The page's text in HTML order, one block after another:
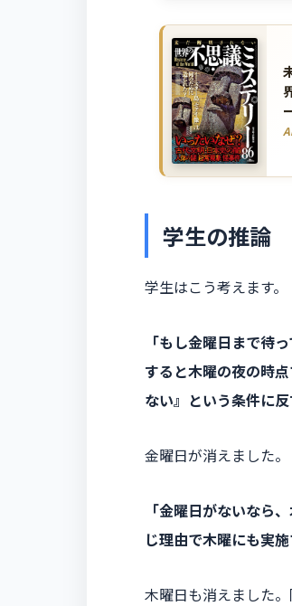
学生の推論
学生はこう考えます。
「もし金曜日まで待
すると木曜の夜の時
ない』という条件に
金曜日が消えました。
「金曜日がないなら
じ理由で木曜にも実施
木曜日も消えました